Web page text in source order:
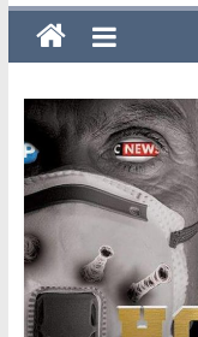
et
Analyses